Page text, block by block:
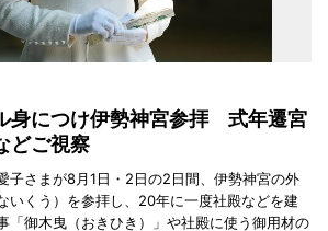
身につけ伊勢神宮参拝 式年遷宮
どご視察
子さまが8月1日・2日の2日間、伊勢神宮の外
いくう）を参拝し、20年に一度社殿などを建
「御木曳（おきひき）」や社殿に使う御用材の